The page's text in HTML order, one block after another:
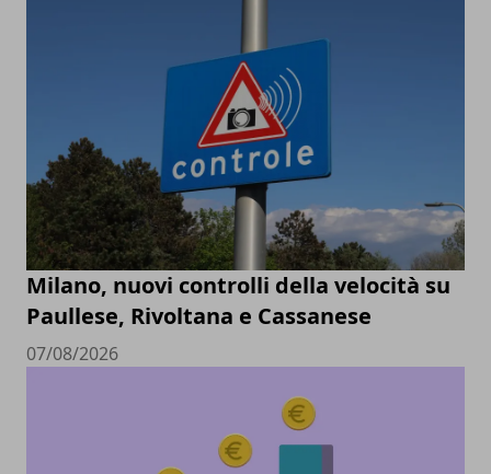
Milano, nuovi controlli della velocità su
Paullese, Rivoltana e Cassanese
07/08/2026